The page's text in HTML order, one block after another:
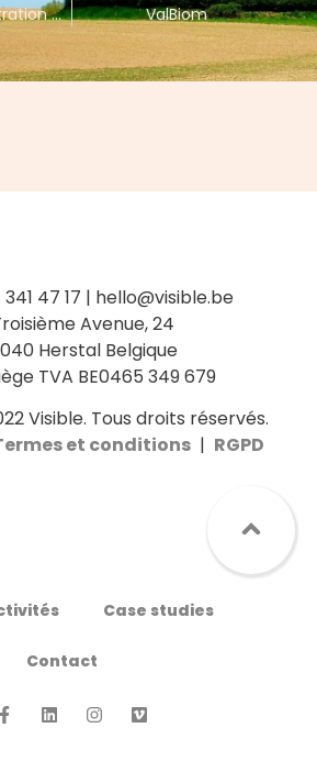
Administration communale de Ramillies
ValBiom
47 17 | hello@visible.be
Avenue, 24
Herstal Belgique
TVA BE0465 349 679
Visible. Tous droits réservés.
et conditions | RGPD
Case studies
Contact